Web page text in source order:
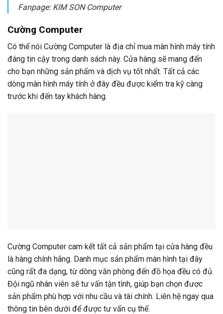
Fanpage: KIM SON Computer
Cường Computer
Có thể nói Cường Computer là địa chỉ mua màn hình máy tính
đáng tin cậy trong danh sách này. Cửa hàng sẽ mang đến
cho bạn những sản phẩm và dịch vụ tốt nhất. Tất cả các
dòng màn hình máy tính ở đây đều được kiểm tra kỹ càng
trước khi đến tay khách hàng.
Cường Computer cam kết tất cả sản phẩm tại cửa hàng đều
là hàng chính hãng. Danh mục sản phẩm màn hình tại đây
cũng rất đa dạng, từ dòng văn phòng đến đồ họa đều có đủ.
Đội ngũ nhân viên sẽ tư vấn tận tình, giúp bạn chọn được
sản phẩm phù hợp với nhu cầu và tài chính. Liên hệ ngay qua
thông tin bên dưới để được tư vấn cụ thể.